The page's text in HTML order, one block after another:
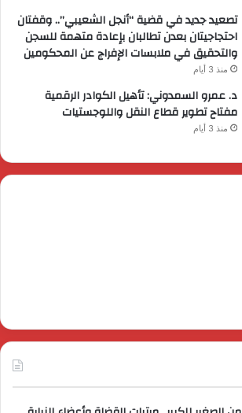
تصعيد جديد في قضية “أنجل الشعيبي”.. وقفتان
احتجاجيتان بعدن تطالبان بإعادة متهمة للسجن
والتحقيق في ملابسات الإفراج عن المحكومين
منذ 3 أيام
د. عمرو السمدوني: تأهيل الكوادر الرقمية
مفتاح تطوير قطاع النقل واللوجستيات
منذ 3 أيام